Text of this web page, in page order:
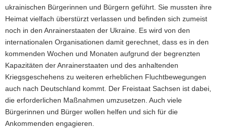
r
g
r
e
i
f
e
n
d
e
N
l
t
r
e
i
c
h
ukrainischen Bürgerinnen und Bürgern geführt. Sie mussten ihre
Heimat vielfach überstürzt verlassen und befinden sich zumeist
noch in den Anrainerstaaten der Ukraine. Es wird von den
internationalen Organisationen damit gerechnet, dass es in den
kommenden Wochen und Monaten aufgrund der begrenzten
Kapazitäten der Anrainerstaaten und des anhaltenden
Kriegsgeschehens zu weiteren erheblichen Fluchtbewegungen
auch nach Deutschland kommt. Der Freistaat Sachsen ist dabei,
die erforderlichen Maßnahmen umzusetzen. Auch viele
Bürgerinnen und Bürger wollen helfen und sich für die
Ankommenden engagieren.